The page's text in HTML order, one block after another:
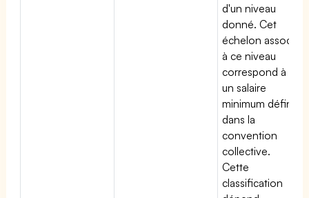
d'un niveau
donné. Cet
échelon associé
à ce niveau
correspond à
un salaire
minimum défini
dans la
convention
collective.
Cette
classification